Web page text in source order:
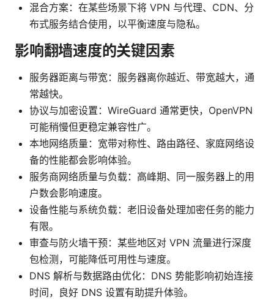
混合方案：在某些场景下将 VPN 与代理、CDN、分
布式服务结合使用，以平衡速度与隐私。
影响翻墙速度的关键因素
服务器距离与带宽：服务器离你越近、带宽越大，通
常越快。
协议与加密设置：WireGuard 通常更快，OpenVPN
可能稍慢但更稳定兼容性广。
本地网络质量：宽带对称性、路由路径、家庭网络设
备的性能都会影响体验。
服务商网络质量与负载：高峰期、同一服务器上的用
户数会影响速度。
设备性能与系统负载：老旧设备处理加密任务的能力
有限。
审查与防火墙干预：某些地区对 VPN 流量进行深度
包检测，可能降低可用性与速度。
DNS 解析与数据路由优化：DNS 势能影响初始连接
时间，良好 DNS 设置有助提升体验。